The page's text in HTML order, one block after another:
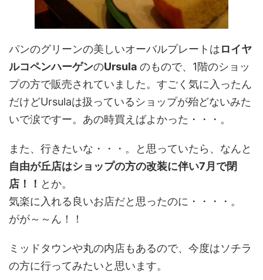
パンのグリーンの美しいオーバルプレートはロイヤ
ルコペンハーゲンのUrsula のもので、1階のショッ
プの方で販売されていました。すごく気に入ったん
だけどUrsulaは扱っているショップが殆どないみた
いで涙ですー。あの時買えばよかった・・・。
また、行きたいな・・・。と思っていたら、なんと
自由が丘店はショップの方の改装に伴い7月で閉
店！！ とか。
気楽に入れる良いお店だと思ったのに・・・・。
がが～～ん！！
ミッドタウンや丸の内店もあるので、今度はソチラ
の方に行ってみたいと思います。